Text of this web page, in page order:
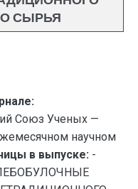
СЫРЬЯ
Союз Ученых —
научном
в выпуске: -